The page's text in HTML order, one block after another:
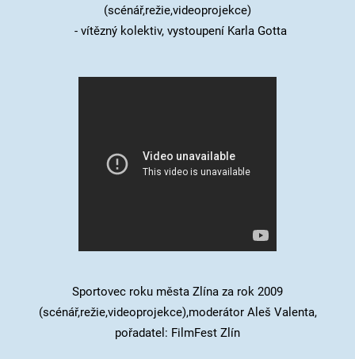
(scénář,režie,videoprojekce)
- vítězný kolektiv, vystoupení Karla Gotta
Sportovec roku města Zlína za rok 2009
(scénář,režie,videoprojekce),moderátor Aleš Valenta,
pořadatel: FilmFest Zlín